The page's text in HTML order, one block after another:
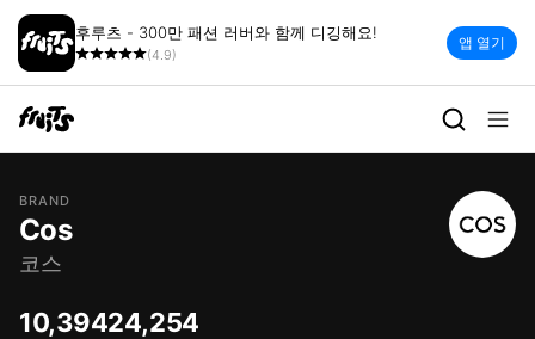
후루츠 - 300만 패션 러버와 함께 디깅해요!
(4.9)
앱 열기
BRAND
Cos
코스
10,39424,254